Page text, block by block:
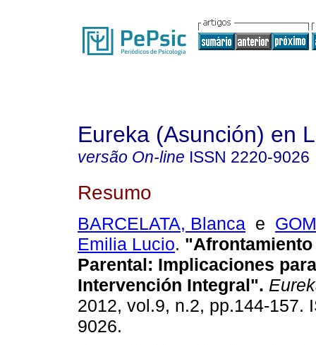
Eureka (Asunción) en
versão On-line ISSN 2220-9026
Resumo
BARCELATA, Blanca e
Emilia Lucio.
Parental: Implicaciones
Intervención Integral".
2012, vol.9, n.2, pp.144-157.
9026.